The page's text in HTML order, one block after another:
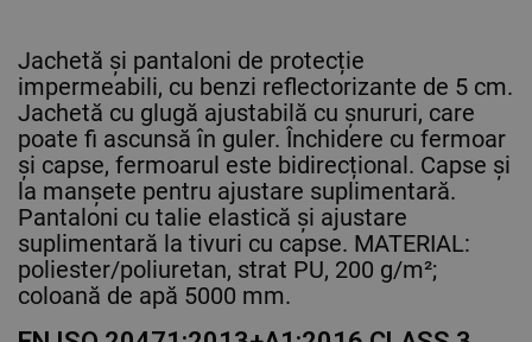
Jachetă și pantaloni de protecție
impermeabili, cu benzi reflectorizante de 5 cm.
Jachetă cu glugă ajustabilă cu șnururi, care
poate fi ascunsă în guler. Închidere cu fermoar
și capse, fermoarul este bidirecțional. Capse și
la manșete pentru ajustare suplimentară.
Pantaloni cu talie elastică și ajustare
suplimentară la tivuri cu capse. MATERIAL:
poliester/poliuretan, strat PU, 200 g/m²;
coloană de apă 5000 mm.